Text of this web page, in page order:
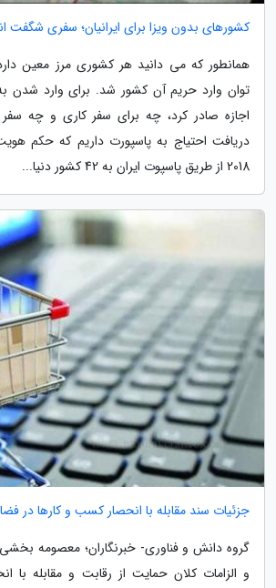
کشورهای بدون ویزا برای ایرانیان؛ سفری شگفت
همانطور که می دانید هر کشوری مرز معین
توان وارد حریم آن کشور شد. برای وارد شدن
اجازه صادر کرد، چه برای سفر کاری و چه سفر
دریافت احتیاج به پاسپورت داریم که حکم
2018 از طریق پاسپوت ایران به 42 کشور دنیا...
جزئیات سند مقابله با انحصار کسب و کارها در
گروه دانش و فناوری- خبرنگاران؛ معصومه
و الزامات کلان حمایت از رقابت و مقابله با